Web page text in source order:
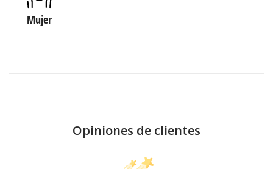
Mujer
Opiniones de clientes